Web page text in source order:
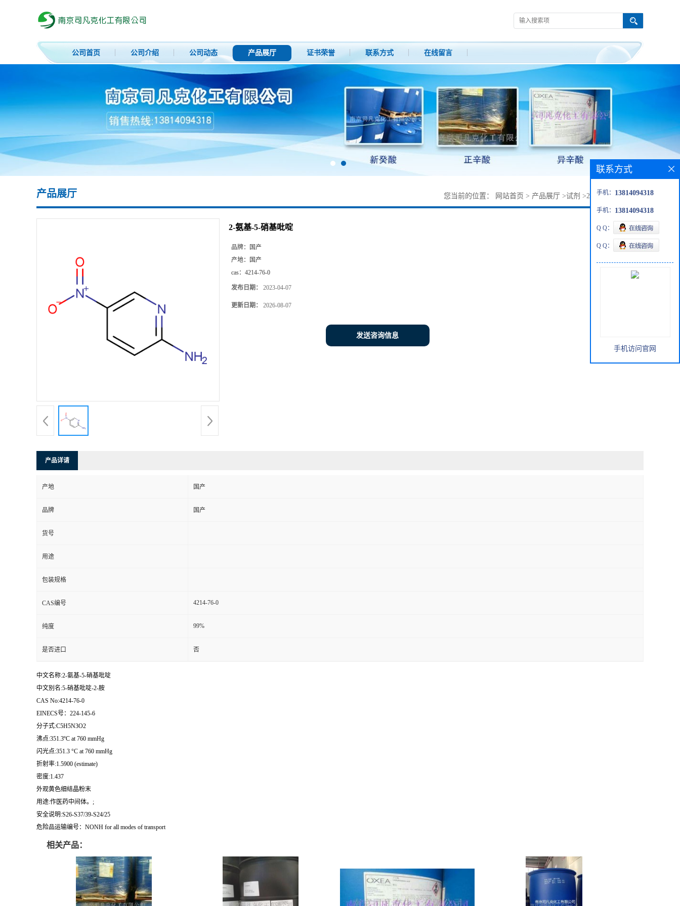
公司首页 公司介绍 公司动态 产品展厅 证书荣誉 联系方式 在线留言
产品展厅 您当前的位置： 网站首页 > 产品展厅 >试剂 >2-氨基-5-硝基吡啶
2-氨基-5-硝基吡啶
品牌：
国产
产地：
国产
cas： 4214-76-0
发布日期： 2023-04-07
更新日期： 2026-08-07
发送咨询信息
产品详请
产地 国产
品牌 国产
货号
用途
包装规格
CAS编号 4214-76-0
纯度 99%
是否进口 否
中文名称:2-氨基-5-硝基吡啶
中文别名:5-硝基吡啶-2-胺
CAS No:4214-76-0
EINECS号：224-145-6
分子式:C5H5N3O2
沸点:351.3ºC at 760 mmHg
闪光点:351.3 °C at 760 mmHg
折射率:1.5900 (estimate)
密度:1.437
外观黄色细结晶粉末
用途:作医药中间体。;
安全说明:S26-S37/39-S24/25
危险品运输编号：NONH for all modes of transport
相关产品：
联系方式
手机： 13814094318
手机： 13814094318
Q Q：
Q Q：
手机访问官网